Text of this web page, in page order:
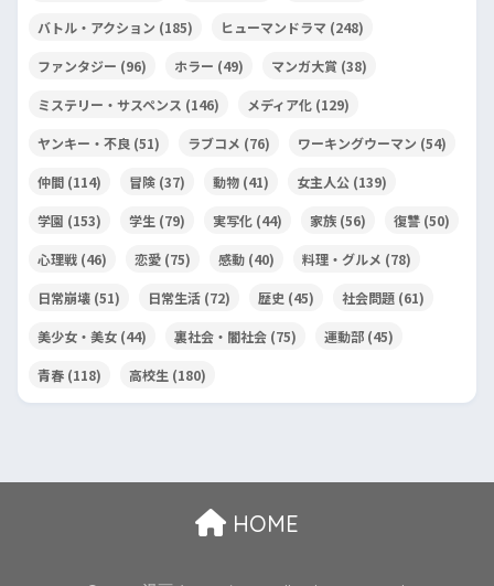
バトル・アクション (185) ヒューマンドラマ (248)
ファンタジー (96) ホラー (49) マンガ大賞 (38)
ミステリー・サスペンス (146) メディア化 (129)
ヤンキー・不良 (51) ラブコメ (76) ワーキングウーマン (54)
仲間 (114) 冒険 (37) 動物 (41) 女主人公 (139)
学園 (153) 学生 (79) 実写化 (44) 家族 (56) 復讐 (50)
心理戦 (46) 恋愛 (75) 感動 (40) 料理・グルメ (78)
日常崩壊 (51) 日常生活 (72) 歴史 (45) 社会問題 (61)
美少女・美女 (44) 裏社会・闇社会 (75) 運動部 (45)
青春 (118) 高校生 (180)
HOME